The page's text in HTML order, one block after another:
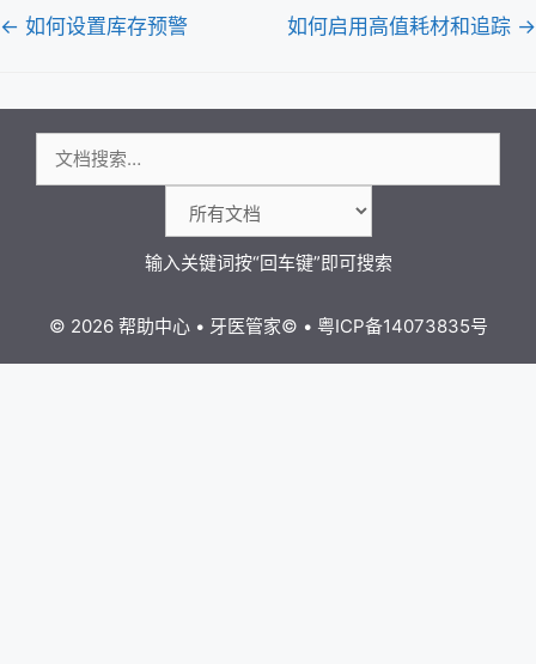
文
← 如何设置库存预警 如何启用高值耗材和追踪 →
索：
© 2026 帮助中心• 牙医管家© • 粤ICP备14073835号